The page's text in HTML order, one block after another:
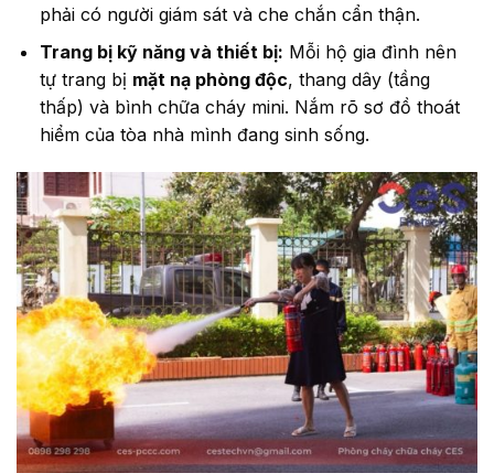
phải có người giám sát và che chắn cẩn thận.
Trang bị kỹ năng và thiết bị: Mỗi hộ gia đình nên
tự trang bị mặt nạ phòng độc, thang dây (tầng
thấp) và bình chữa cháy mini. Nắm rõ sơ đồ thoát
hiểm của tòa nhà mình đang sinh sống.